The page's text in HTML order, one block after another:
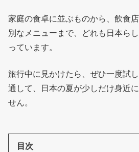
家庭の食卓に並ぶものから、飲食
別なメニューまで、どれも日本ら
っています。
旅行中に見かけたら、ぜひ一度試
通して、日本の夏が少しだけ身近
せん。
目次